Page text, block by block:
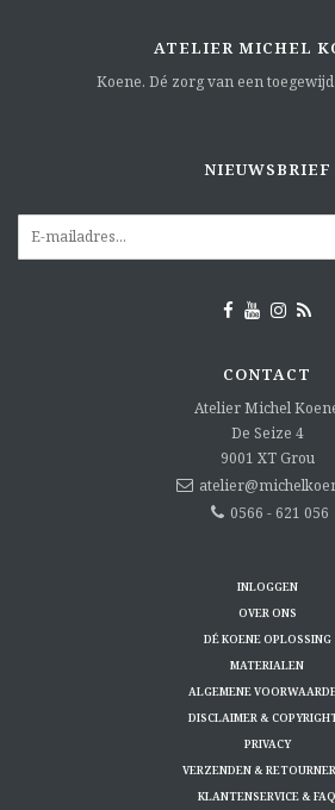
ATELIER MICHEL
Koene. Dé zorg van een
NIEUWSBRIEF
CONTACT
Atelier Michel
De Seize 4
9001 XT Grou
0566 - 621 056
INLOGGEN
OVER ONS
DÉ KOENE OPLOSSING
MATERIALEN
ALGEMENE
DISCLAIMER &
PRIVACY
VERZENDEN &
KLANTENSERVICE & FAQ